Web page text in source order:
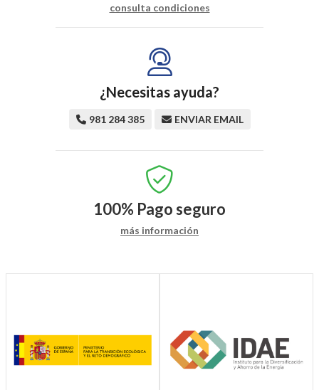
consulta condiciones
¿Necesitas ayuda?
981 284 385 ENVIAR EMAIL
100% Pago seguro
más información